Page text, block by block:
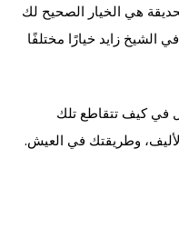
هي الخيار الصحيح لك
الشيخ زايد خيارًا مختلفًا
في كيف تتقاطع تلك
وطريقتك في العيش.